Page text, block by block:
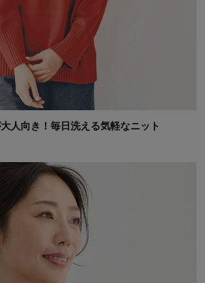
人向き！毎日洗える気軽なニット